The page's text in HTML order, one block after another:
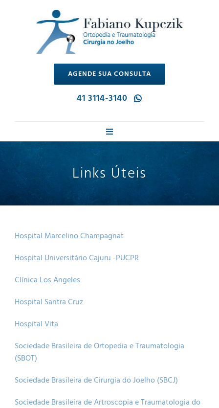
AGENDE SUA CONSULTA
41 3114-3140
Toggle
Dr. Fabiano
Cirurgia no Joelho
Lesões
Terapias Biológicas
Cirurgia Robótica
Células-Tronco
Links Úteis
Hospital Marcelino Champagnat
Hospital Universitário Cajuru -PUCPR
Clínica Los Angeles
Hospital Santra Cruz
Hospital Vita
Sociedade Brasileira de Ortopedia e Traumatologia
(SBOT)
Sociedade Brasileira de Cirurgia do Joelho (SBCJ)
Sociedade Brasileira de Artroscopia e Traumatologia do